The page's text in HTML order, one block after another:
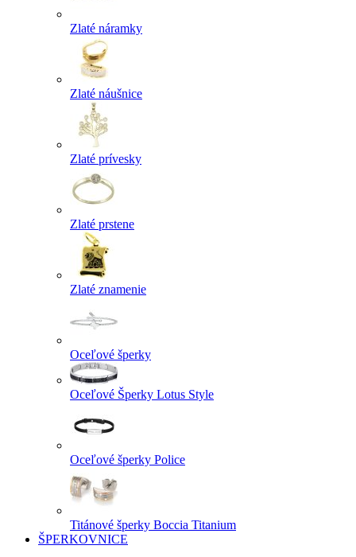
Zlaté náramky
Zlaté náušnice
Zlaté prívesky
Zlaté prstene
Zlaté znamenie
Oceľové šperky
Oceľové Šperky Lotus Style
Oceľové šperky Police
Titánové šperky Boccia Titanium
ŠPERKOVNICE